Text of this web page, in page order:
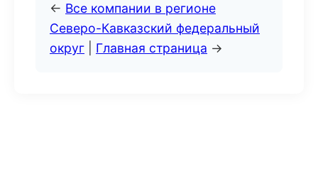
← Все компании в регионе
Северо-Кавказский федеральный
округ
Главная страница →